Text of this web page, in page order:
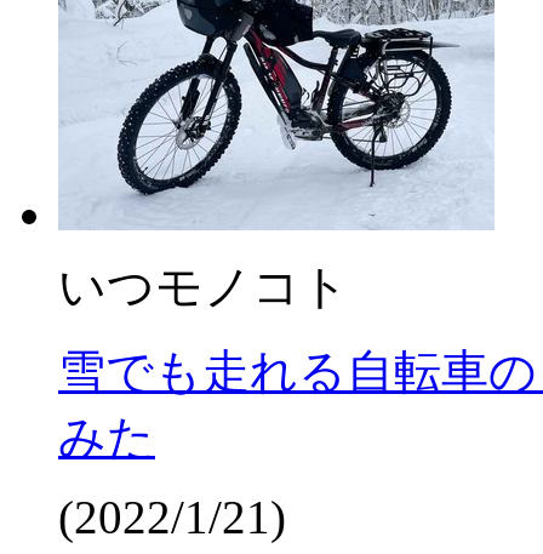
いつモノコト
雪でも走れる自転車
みた
(2022/1/21)